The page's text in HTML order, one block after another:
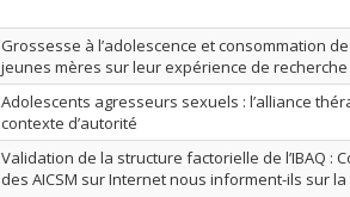
Grossesse à l’adolescence et consommation
jeunes mères sur leur expérience de
Adolescents agresseurs sexuels : l’alliance
contexte d’autorité
Validation de la structure factorielle de l’IBAQ :
des AICSM sur Internet nous informent-ils sur